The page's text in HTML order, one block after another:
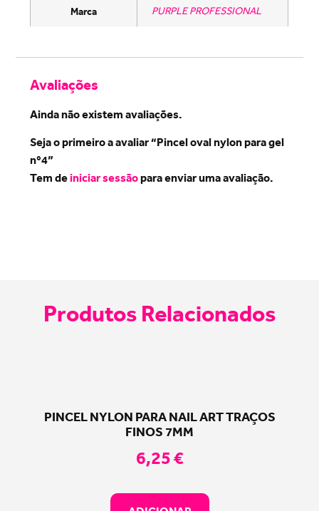
Marca PURPLE PROFESSIONAL
Avaliações
Ainda não existem avaliações.
Seja o primeiro a avaliar “Pincel oval nylon para gel
nº4”
Tem deiniciar sessãopara enviar uma avaliação.
Produtos Relacionados
PINCEL NYLON PARA NAIL ART TRAÇOS
FINOS 7MM
6,25€